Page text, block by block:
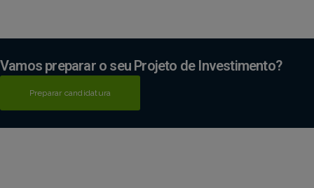
Vamos preparar o seu Projeto de Investimento?
Preparar candidatura